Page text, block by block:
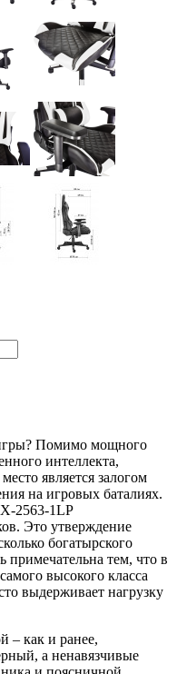
Помимо мощного
интеллекта,
является залогом
на игровых баталиях.
2563-1LP
Это утверждение
богатырского
примечательна тем, что в
высокого класса
выдерживает нагрузку
– как и ранее,
а ненавязчивые